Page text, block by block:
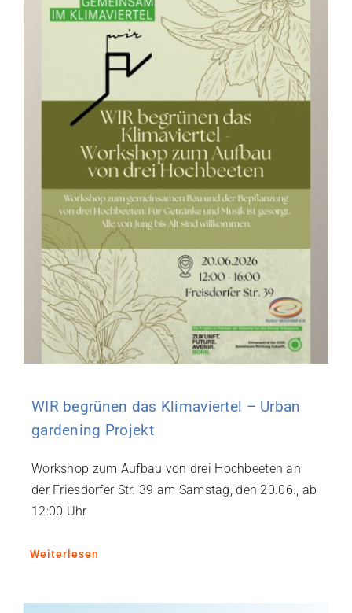
WIR begrünen das Klimaviertel – Urban
gardening Projekt
Workshop zum Aufbau von drei Hochbeeten an
der Friesdorfer Str. 39 am Samstag, den 20.06., ab
12:00 Uhr
Weiterlesen